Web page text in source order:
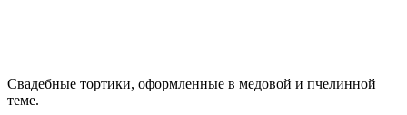
Свадебные тортики, оформленные в медовой и пчелинной
теме.